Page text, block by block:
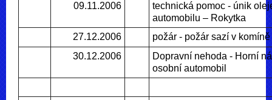
09.11.2006
technická pomoc - únik
automobilu – Rokytka
27.12.2006
požár - požár sazí v
30.12.2006
Dopravní nehoda - Horní
osobní automobil